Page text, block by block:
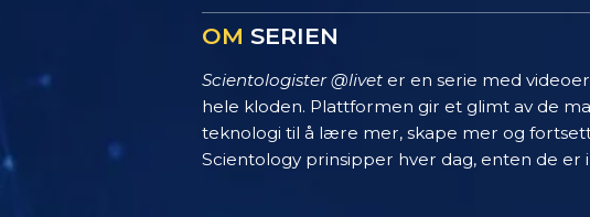
OM SERIEN
Scientologister @livet er en serie med
hele kloden. Plattformen gir et glimt av de
teknologi til å lære mer, skape mer og
Scientology prinsipper hver dag, enten de er